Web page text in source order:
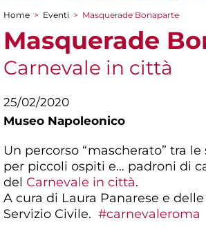
Tu sei qui
Home > Eventi > Masquerade Bonaparte
Masquerade
Carnevale in città
25/02/2020
Museo Napoleonico
Un percorso “mascherato” tra le
per piccoli ospiti e… padroni di
del Carnevale in città.
A cura di Laura Panarese e
Servizio Civile. #carnevaleroma